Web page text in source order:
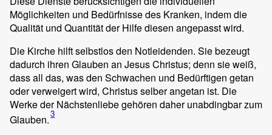
Möglichkeiten und Bedürfnisse des Kranken, indem die
Qualität und Quantität der Hilfe diesen angepasst wird.
Die Kirche hilft selbstlos den Notleidenden. Sie bezeugt
dadurch ihren Glauben an Jesus Christus; denn sie weiß,
dass all das, was den Schwachen und Bedürftigen getan
oder verweigert wird, Christus selber angetan ist. Die
Werke der Nächstenliebe gehören daher unabdingbar zum
Glauben.3